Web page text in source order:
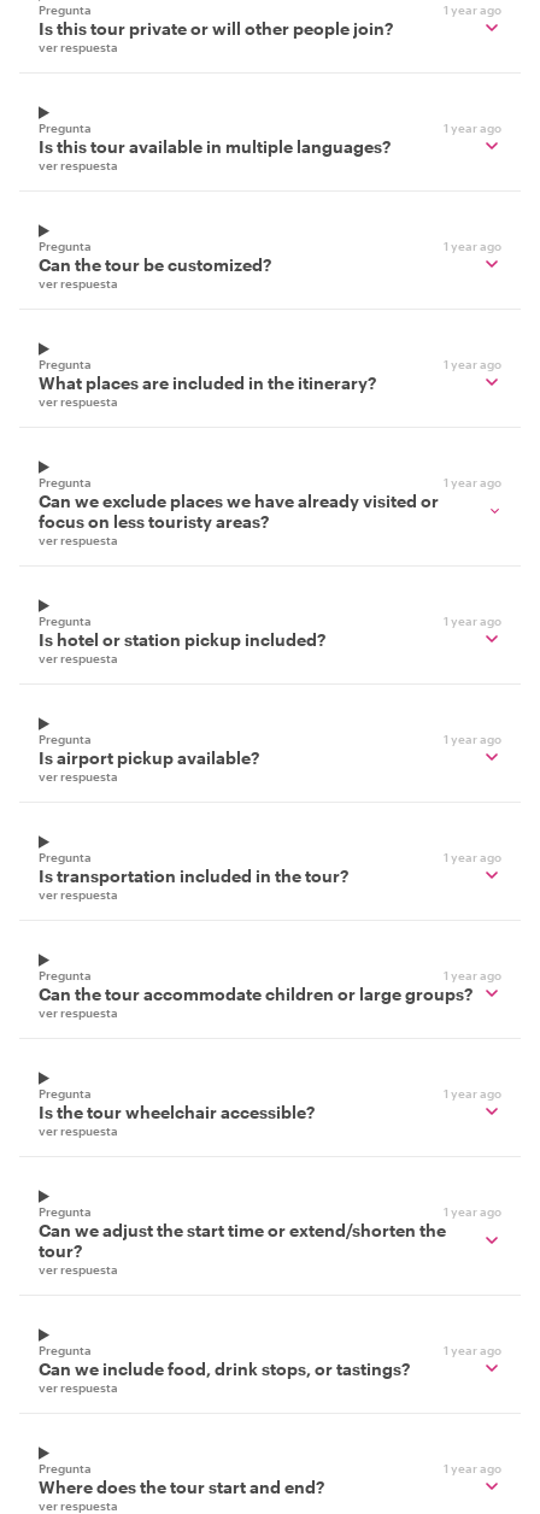
Pregunta 1 year ago
Is this tour private or will other people join?
ver respuesta
Pregunta 1 year ago
Is this tour available in multiple languages?
ver respuesta
Pregunta 1 year ago
Can the tour be customized?
ver respuesta
Pregunta 1 year ago
What places are included in the itinerary?
ver respuesta
Pregunta 1 year ago
Can we exclude places we have already visited or
focus on less touristy areas?
ver respuesta
Pregunta 1 year ago
Is hotel or station pickup included?
ver respuesta
Pregunta 1 year ago
Is airport pickup available?
ver respuesta
Pregunta 1 year ago
Is transportation included in the tour?
ver respuesta
Pregunta 1 year ago
Can the tour accommodate children or large groups?
ver respuesta
Pregunta 1 year ago
Is the tour wheelchair accessible?
ver respuesta
Pregunta 1 year ago
Can we adjust the start time or extend/shorten the
tour?
ver respuesta
Pregunta 1 year ago
Can we include food, drink stops, or tastings?
ver respuesta
Pregunta 1 year ago
Where does the tour start and end?
ver respuesta